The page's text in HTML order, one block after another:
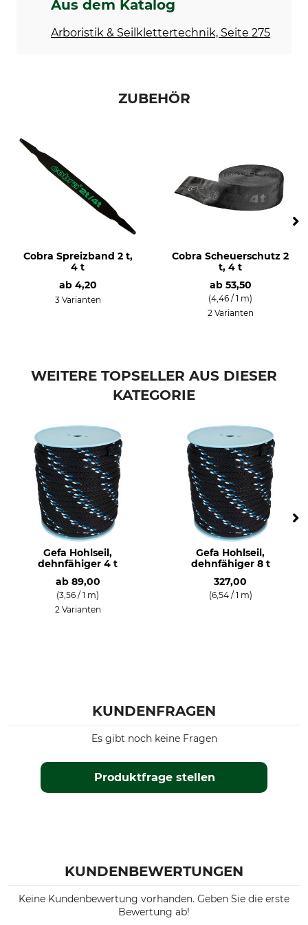
Aus dem Katalog
Arboristik & Seilklettertechnik, Seite 275
ZUBEHÖR
Cobra Spreizband 2 t,
4 t
ab 4,20
3 Varianten
Cobra Scheuerschutz 2
t, 4 t
ab 53,50
(4,46 / 1 m)
2 Varianten
WEITERE TOPSELLER AUS DIESER
KATEGORIE
Gefa Hohlseil,
dehnfähiger 4 t
ab 89,00
(3,56 / 1 m)
2 Varianten
Gefa Hohlseil,
dehnfähiger 8 t
327,00
(6,54 / 1 m)
KUNDENFRAGEN
Produktfrage stellen
Es gibt noch keine Fragen
KUNDENBEWERTUNGEN
Keine Kundenbewertung vorhanden. Geben Sie die erste
Bewertung ab!